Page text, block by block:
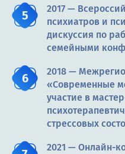
2017 —
психиатров и
дискуссия по
семейными
2018 —
«Современные
участие в
стрессовых
2021 — Онлайн-